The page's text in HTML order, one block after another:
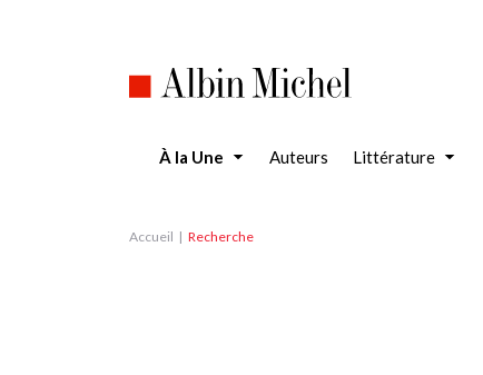
À la Une Auteurs Littérature
Accueil Recherche